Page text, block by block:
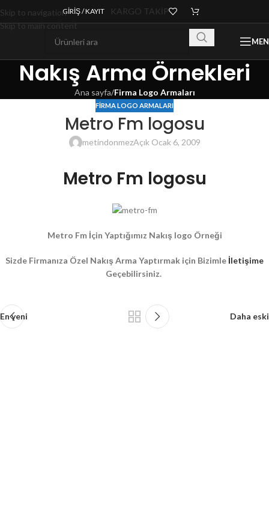
Skip to navigation
Skip to main content
GIRIŞ / KAYIT KARGO TAKİP
Nakış Arma Örnekleri
Ana sayfa/Firma Logo Armaları
FIRMA LOGO ARMALARI
Metro Fm logosu
metindonmezAçık Ocak 6, 2009
Metro Fm logosu
Metro Fm İçin Yaptığımız Nakış logo Örneği
Sizde Firmanıza Özel Nakış Arma Yaptırmak için Bizimle İletişime
Geçebilirsiniz.
En yeni Daha eski